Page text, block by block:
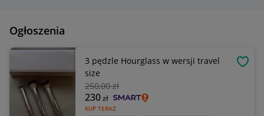
Ogłoszenia
3 pędzle Hourglass w wersji travel
size
250,00 zł
KUP TERAZ
230zł